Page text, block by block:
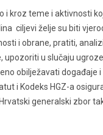
kroz teme i aktivnosti
ciljevi želje su biti
i obrane, pratiti,
u slučaju
obilježavati događaje
i Kodeks HGZ-a
generalski zbor